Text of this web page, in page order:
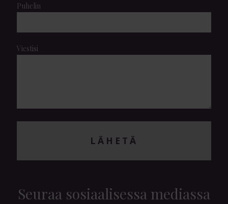
Puhelin
Viestisi
LÄHETÄ
Seuraa sosiaalisessa mediassa